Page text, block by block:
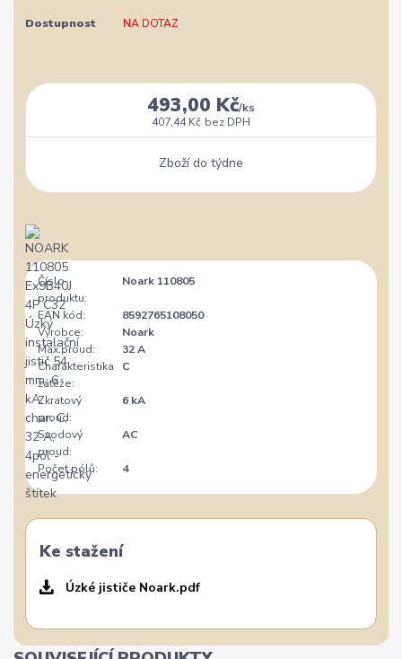
Dostupnost NA DOTAZ
493,00 Kč/ks
407,44 Kč bez DPH
Zboží do týdne
Číslo
produktu:
Noark 110805
EAN kód:
8592765108050
Výrobce:
Noark
Max.proud:
32 A
Charakteristika
zátěže:
C
Zkratový
proud:
6 kA
Svodový
proud:
AC
Počet pólů: 4
Ke stažení
Úzké jističe Noark.pdf